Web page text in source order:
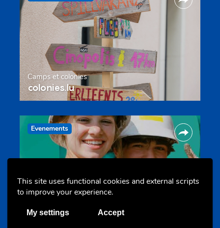
This site uses functional cookies and external scripts
to improve your experience.
My settings Accept
Camps et colonies
colonies.lu
Evenements
Les meilleurs projets jeunesse
jugendprais.lu